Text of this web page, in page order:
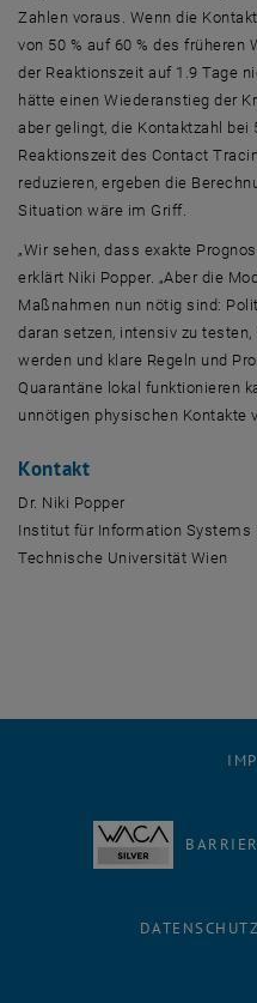
Zahlen voraus. Wenn die
von 50 % auf 60 % des früheren
der Reaktionszeit auf 1.9 Tage
hätte einen Wiederanstieg der
aber gelingt, die Kontaktzahl
Reaktionszeit des Contact
reduzieren, ergeben die
Situation wäre im Griff.
„Wir sehen, dass exakte
erklärt Niki Popper. „Aber die
Maßnahmen nun nötig sind:
daran setzen, intensiv zu testen,
werden und klare Regeln und
Quarantäne lokal funktionieren
unnötigen physischen Kontakte
Kontakt
Dr. Niki Popper
Institut für Information Systems
Technische Universität Wien